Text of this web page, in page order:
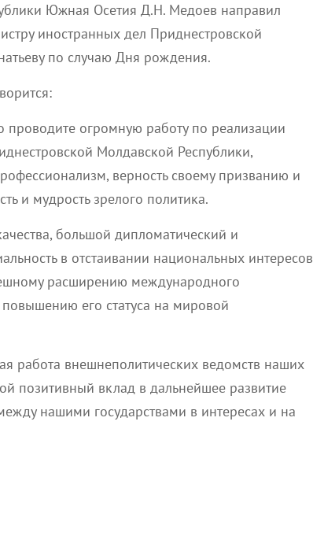
Южная Осетия Д.Н. Медоев направил
иностранных дел Приднестровской
по случаю Дня рождения.
проводите огромную работу по реализации
Молдавской Республики,
верность своему призванию и
и мудрость зрелого политика.
большой дипломатический и
в отстаивании национальных интересов
расширению международного
повышению его статуса на мировой
работа внешнеполитических ведомств наших
позитивный вклад в дальнейшее развитие
нашими государствами в интересах и на